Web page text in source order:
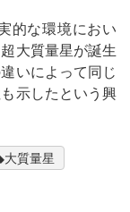
的な環境におい
大質量星が誕生
いによって同じ
示したという興
大質量星